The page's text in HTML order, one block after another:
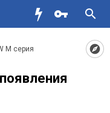
M серия